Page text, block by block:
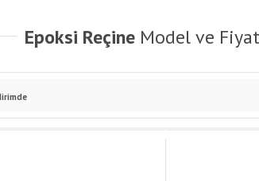
Epoksi Reçine Model ve